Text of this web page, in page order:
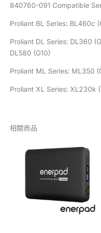
840760-091 Compatible
Proliant BL Series: BL460c
Proliant DL Series: DL360
DL580 (G10)
Proliant ML Series: ML350
Proliant XL Series: XL230k
相關商品